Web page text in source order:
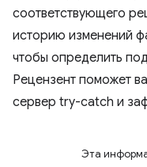
соответствующего
историю изменений
чтобы определить
Рецензент поможет
сервер try-catch и
Эта